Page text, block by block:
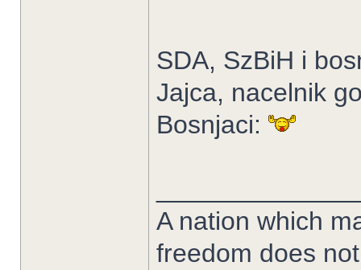
SDA, SzBiH i
Jajca, nacelnik
Bosnjaci:
A nation which
freedom does